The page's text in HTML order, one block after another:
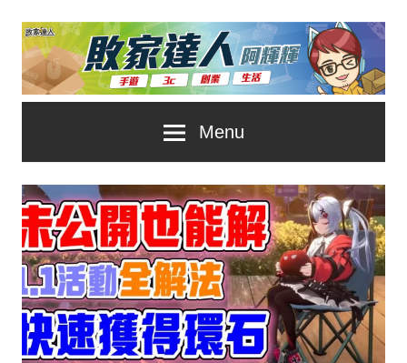
Skip
content
家
達
人
推
No.1
遊
戲
科
技
自
媒
體。
Menu